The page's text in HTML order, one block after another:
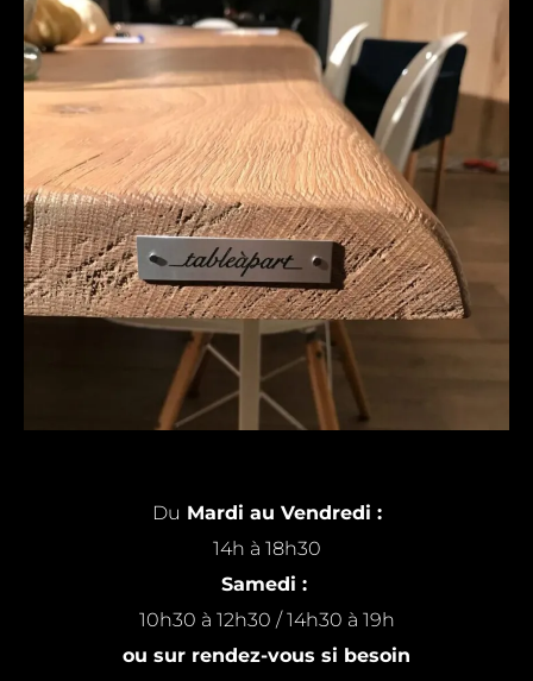
Du Mardi au Vendredi :
14h à 18h30
Samedi :
10h30 à 12h30 / 14h30 à 19h
ou sur rendez-vous si besoin